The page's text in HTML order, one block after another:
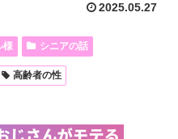
2025.05.27
様 シニアの話
高齢者の性